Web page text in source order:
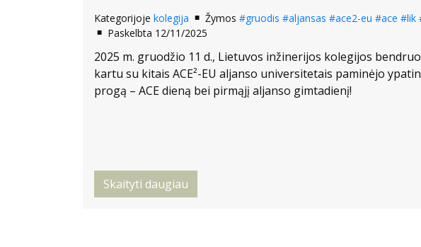
Kategorijoje kolegija Žymos #gruodis #aljansas #ace2-eu #ace #lik
Paskelbta 12/11/2025
2025 m. gruodžio 11 d., Lietuvos inžinerijos kolegijos
kartu su kitais ACE²-EU aljanso universitetais paminėjo
progą – ACE dieną bei pirmąjį aljanso gimtadienį!
Skaityti daugiau